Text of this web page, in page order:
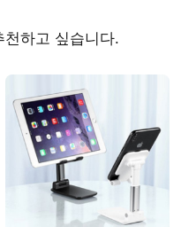
하고 싶습니다.